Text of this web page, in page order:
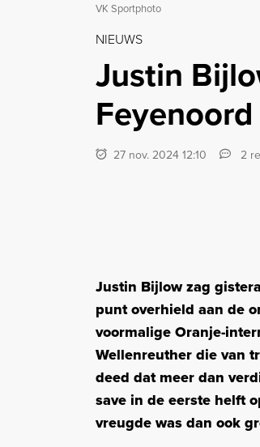
VK Sportphoto
NIEUWS
Justin
27 nov. 2024 12:10 2
Justin Bijlow zag
punt overhield aan de
voormalige Oranje-
Wellenreuther die van
deed dat meer dan
save in de eerste helft
vreugde was dan ook